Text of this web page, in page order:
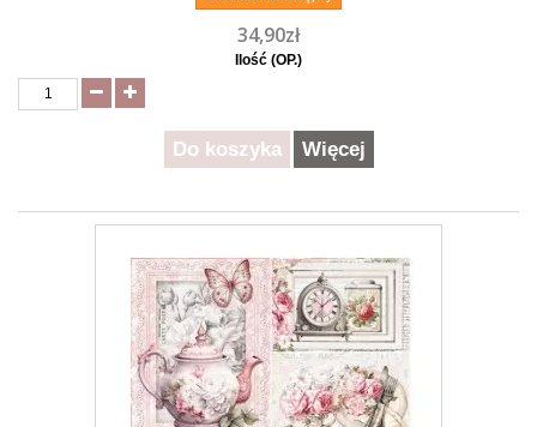
34,90zł
Ilość (OP.)
Do koszyka Więcej